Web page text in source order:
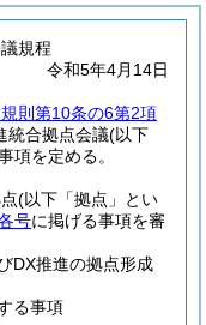
規程
令和5年4月14日
則第10条の6第2項
統合拠点会議(以下
項を定める。
(以下「拠点」とい
号に掲げる事項を審
DX推進の拠点形成
る事項